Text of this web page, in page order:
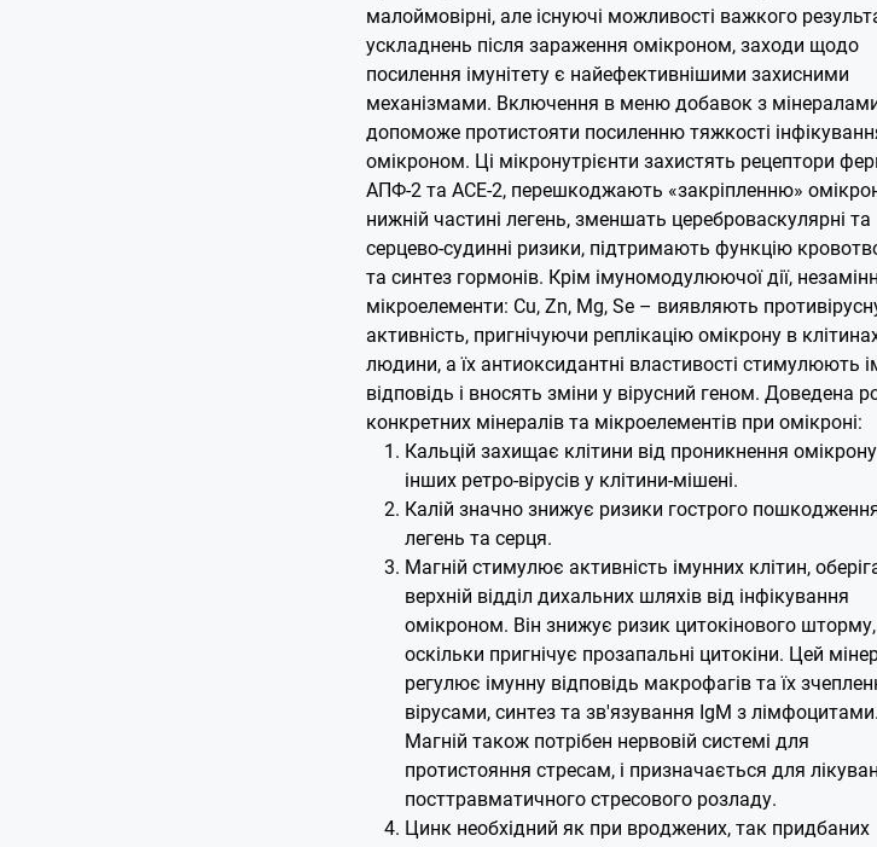
малоймовірні, але існуючі можливості важкого
ускладнень після зараження омікроном, заходи щодо
посилення імунітету є найефективнішими захисними
механізмами. Включення в меню добавок з
допоможе протистояти посиленню тяжкості
омікроном. Ці мікронутрієнти захистять рецептори
АПФ-2 та ACE-2, перешкоджають «закріпленню»
нижній частині легень, зменшать цереброваскулярні та
серцево-судинні ризики, підтримають функцію
та синтез гормонів. Крім імуномодулюючої дії,
мікроелементи: Cu, Zn, Mg, Se – виявляють
активність, пригнічуючи реплікацію омікрону в
людини, а їх антиоксидантні властивості стимулюють
відповідь і вносять зміни у вірусний геном. Доведена
конкретних мінералів та мікроелементів при омікроні:
Кальцій захищає клітини від проникнення
інших ретро-вірусів у клітини-мішені.
Калій значно знижує ризики гострого
легень та серця.
Магній стимулює активність імунних клітин,
верхній відділ дихальних шляхів від інфікування
омікроном. Він знижує ризик цитокінового шторму,
оскільки пригнічує прозапальні цитокіни. Цей
регулює імунну відповідь макрофагів та їх
вірусами, синтез та зв'язування IgM з лімфоцитами.
Магній також потрібен нервовій системі для
протистояння стресам, і призначається для
посттравматичного стресового розладу.
Цинк необхідний як при вроджених, так придбаних